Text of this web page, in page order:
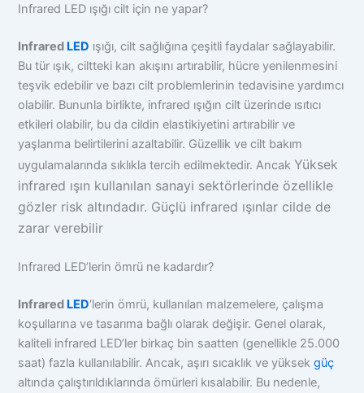
Infrared LED ışığı cilt için ne yapar?
Infrared LED ışığı, cilt sağlığına çeşitli faydalar sağlayabilir.
Bu tür ışık, ciltteki kan akışını artırabilir, hücre yenilenmesini
teşvik edebilir ve bazı cilt problemlerinin tedavisine yardımcı
olabilir. Bununla birlikte, infrared ışığın cilt üzerinde ısıtıcı
etkileri olabilir, bu da cildin elastikiyetini artırabilir ve
yaşlanma belirtilerini azaltabilir. Güzellik ve cilt bakım
uygulamalarında sıklıkla tercih edilmektedir. AncakYüksek
infrared ışın kullanılan sanayi sektörlerinde özellikle
gözler risk altındadır. Güçlü infrared ışınlar cilde de
zarar verebilir
Infrared LED’lerin ömrü ne kadardır?
Infrared LED‘lerin ömrü, kullanılan malzemelere, çalışma
koşullarına ve tasarıma bağlı olarak değişir. Genel olarak,
kaliteli infrared LED’ler birkaç bin saatten (genellikle 25.000
saat) fazla kullanılabilir. Ancak, aşırı sıcaklık ve yüksekgüç
altında çalıştırıldıklarında ömürleri kısalabilir. Bu nedenle,